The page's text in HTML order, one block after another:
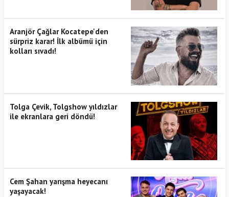
Aranjör Çağlar Kocatepe'den
sürpriz karar! İlk albümü için
kolları sıvadı!
Tolga Çevik, Tolgshow yıldızlar
ile ekranlara geri döndü!
Cem Şahan yarışma heyecanı
yaşayacak!